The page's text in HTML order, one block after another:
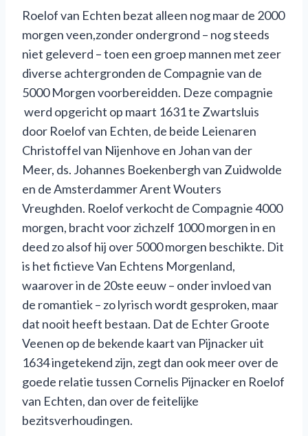
Roelof van Echten bezat alleen nog maar de 2000
morgen veen,zonder ondergrond – nog steeds
niet geleverd – toen een groep mannen met zeer
diverse achtergronden de Compagnie van de
5000 Morgen voorbereidden. Deze compagnie
werd opgericht op maart 1631 te Zwartsluis
door Roelof van Echten, de beide Leienaren
Christoffel van Nijenhove en Johan van der
Meer, ds. Johannes Boekenbergh van Zuidwolde
en de Amsterdammer Arent Wouters
Vreughden. Roelof verkocht de Compagnie 4000
morgen, bracht voor zichzelf 1000 morgen in en
deed zo alsof hij over 5000 morgen beschikte. Dit
is het fictieve Van Echtens Morgenland,
waarover in de 20ste eeuw – onder invloed van
de romantiek – zo lyrisch wordt gesproken, maar
dat nooit heeft bestaan. Dat de Echter Groote
Veenen op de bekende kaart van Pijnacker uit
1634 ingetekend zijn, zegt dan ook meer over de
goede relatie tussen Cornelis Pijnacker en Roelof
van Echten, dan over de feitelijke
bezitsverhoudingen.